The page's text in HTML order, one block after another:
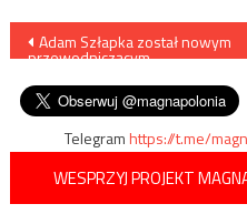
Nawigacja
wpisu
Adam Szłapka został nowym
przewodniczącym
Telegramhttps://t.me/
WESPRZYJ PROJEKT